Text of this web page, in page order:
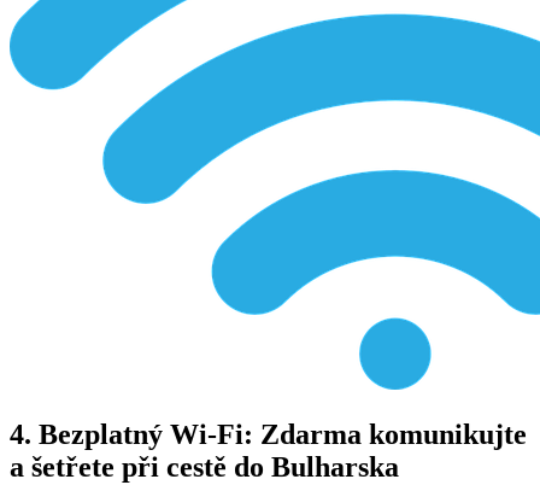
4. Bezplatný Wi-Fi: Zdarma komunikujte
a šetřete při cestě do Bulharska